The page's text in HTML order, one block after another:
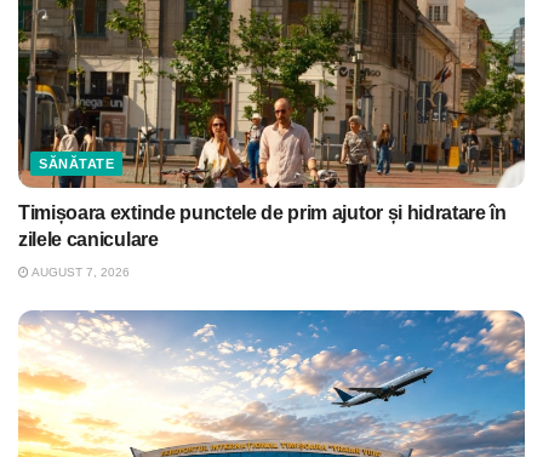
SĂNĂTATE
Timișoara extinde punctele de prim ajutor și hidratare în
zilele caniculare
AUGUST 7, 2026